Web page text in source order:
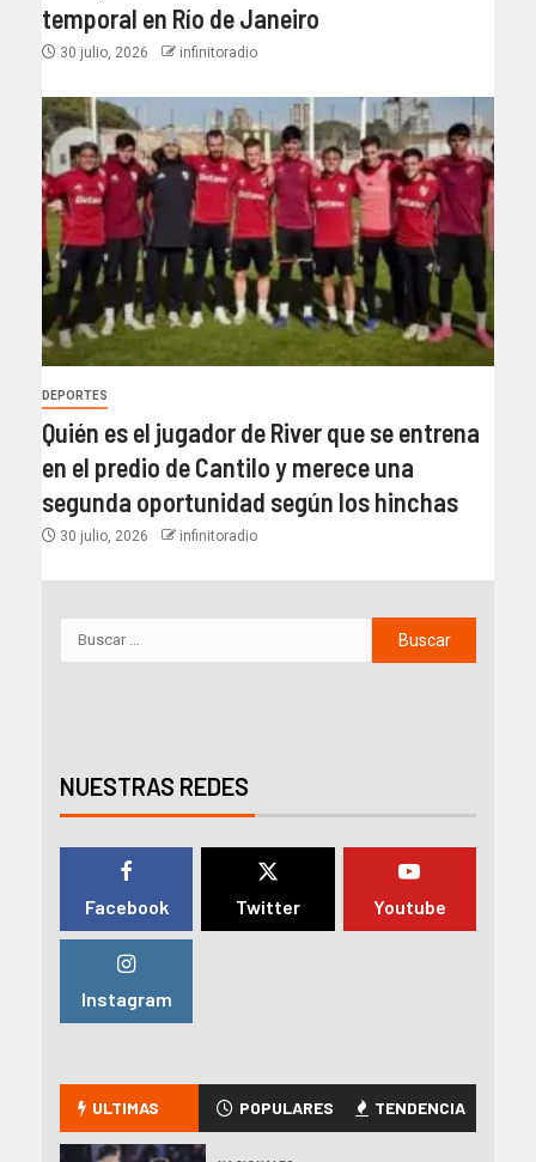
temporal en Río de Janeiro
30 julio, 2026 infinitoradio
DEPORTES
Quién es el jugador de River que se entrena
en el predio de Cantilo y merece una
segunda oportunidad según los hinchas
30 julio, 2026 infinitoradio
NUESTRAS REDES
Facebook Twitter Youtube
Instagram
ULTIMAS POPULARES TENDENCIA